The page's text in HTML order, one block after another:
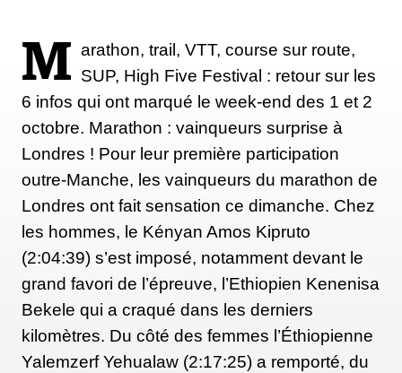
M arathon, trail, VTT, course sur route,
SUP, High Five Festival : retour sur les
6 infos qui ont marqué le week-end des 1 et 2
octobre. Marathon : vainqueurs surprise à
Londres ! Pour leur première participation
outre-Manche, les vainqueurs du marathon de
Londres ont fait sensation ce dimanche. Chez
les hommes, le Kényan Amos Kipruto
(2:04:39) s’est imposé, notamment devant le
grand favori de l’épreuve, l’Ethiopien Kenenisa
Bekele qui a craqué dans les derniers
kilomètres. Du côté des femmes l’Éthiopienne
Yalemzerf Yehualaw (2:17:25) a remporté, du